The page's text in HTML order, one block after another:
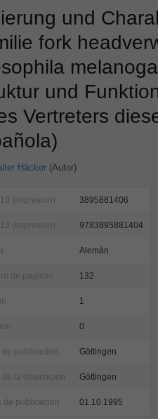
und
fork
und
Vertreters
Häcker(Autor)
10 (Impresion) 3895881406
13 (Impresion) 9783895881404
Alemán
de paginas 132
1
0
de publicacion Göttingen
de la disertacion Göttingen
de publicacion 01.10.1995